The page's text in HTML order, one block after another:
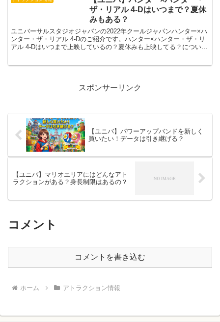
ザ・リアル 4-Dはいつまで？夏休
みもある？
ユニバーサルスタジオジャパンの2022年クールジャパンハンター×ハ
ンター・ザ・リアル 4-Dのご紹介です。ハンター×ハンター・ザ・リ
アル 4-Dはいつまで上映しているの？夏休みも上映してる？について
スポンサーリンク
【ユニバ】パワーアップバンドを新しく
買いたい！データは引き継げる？
【ユニバ】マリオエリアにはどんなアト
ラクションがある？身長制限はあるの？
コメント
コメントを書き込む
ホーム アトラクション情報